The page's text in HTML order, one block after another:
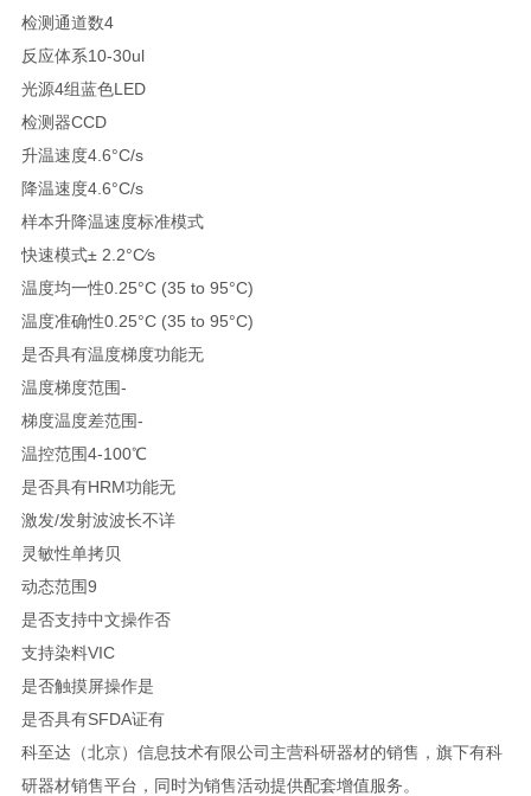
检测通道数4
反应体系10-30ul
光源4组蓝色LED
检测器CCD
升温速度4.6°C/s
降温速度4.6°C/s
样本升降温速度标准模式
快速模式± 2.2°C⁄s
温度均一性0.25°C (35 to 95°C)
温度准确性0.25°C (35 to 95°C)
是否具有温度梯度功能无
温度梯度范围-
梯度温度差范围-
温控范围4-100℃
是否具有HRM功能无
激发/发射波波长不详
灵敏性单拷贝
动态范围9
是否支持中文操作否
支持染料VIC
是否触摸屏操作是
是否具有SFDA证有
科至达（北京）信息技术有限公司主营科研器材的销售，旗下有科
研器材销售平台，同时为销售活动提供配套增值服务。